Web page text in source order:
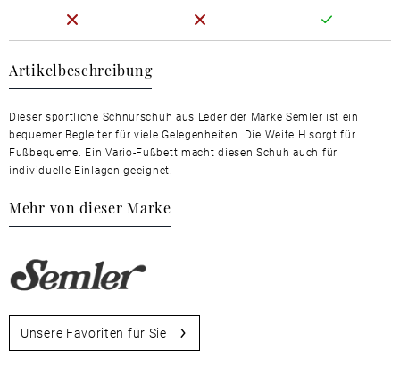
Artikelbeschreibung
Dieser sportliche Schnürschuh aus Leder der Marke Semler ist ein
bequemer Begleiter für viele Gelegenheiten. Die Weite H sorgt für
Fußbequeme. Ein Vario-Fußbett macht diesen Schuh auch für
individuelle Einlagen geeignet.
Mehr von dieser Marke
Unsere Favoriten für Sie